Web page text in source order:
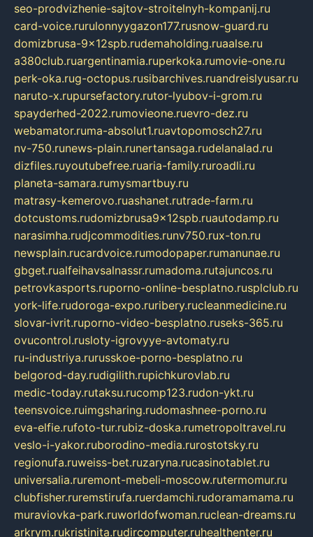
seo-prodvizhenie-sajtov-stroitelnyh-kompanij.ru
card-voice.rurulonnyygazon177.rusnow-guard.ru
domizbrusa-9x12spb.rudemaholding.ruaalse.ru
a380club.ruargentinamia.ruperkoka.rumovie-one.ru
perk-oka.rug-octopus.rusibarchives.ruandreislyusar.ru
naruto-x.rupursefactory.rutor-lyubov-i-grom.ru
spayderhed-2022.rumovieone.ruevro-dez.ru
webamator.ruma-absolut1.ruavtopomosch27.ru
nv-750.runews-plain.runertansaga.rudelanalad.ru
dizfiles.ruyoutubefree.ruaria-family.ruroadli.ru
planeta-samara.rumysmartbuy.ru
matrasy-kemerovo.ruashanet.rutrade-farm.ru
dotcustoms.rudomizbrusa9x12spb.ruautodamp.ru
narasimha.rudjcommodities.runv750.rux-ton.ru
newsplain.rucardvoice.rumodopaper.rumanunae.ru
gbget.rualfeihavsalnassr.rumadoma.rutajuncos.ru
petrovkasports.ruporno-online-besplatno.rusplclub.ru
york-life.rudoroga-expo.ruribery.rucleanmedicine.ru
slovar-ivrit.ruporno-video-besplatno.ruseks-365.ru
ovucontrol.rusloty-igrovyye-avtomaty.ru
ru-industriya.rurusskoe-porno-besplatno.ru
belgorod-day.rudigilith.rupichkurovlab.ru
medic-today.rutaksu.rucomp123.rudon-ykt.ru
teensvoice.ruimgsharing.rudomashnee-porno.ru
eva-elfie.rufoto-tur.rubiz-doska.rumetropoltravel.ru
veslo-i-yakor.ruborodino-media.rurostotsky.ru
regionufa.ruweiss-bet.ruzaryna.rucasinotablet.ru
universalia.ruremont-mebeli-moscow.rutermomur.ru
clubfisher.ruremstirufa.ruerdamchi.rudoramamama.ru
muraviovka-park.ruworldofwoman.ruclean-dreams.ru
arkrym.rukristinita.rudircomputer.ruhealthenter.ru